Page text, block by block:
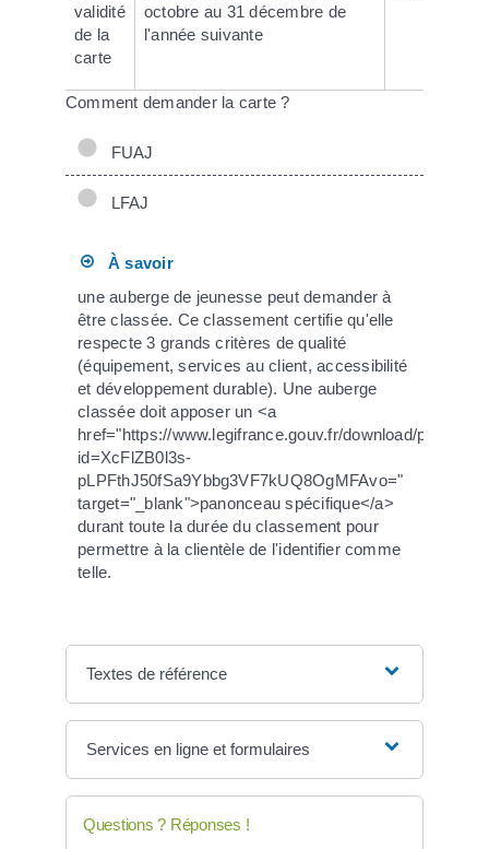
validité
de la
carte
octobre au 31 décembre de
l'année suivante
Comment demander la carte ?
FUAJ
LFAJ
À savoir
une auberge de jeunesse peut demander à
être classée. Ce classement certifie qu'elle
respecte 3 grands critères de qualité
(équipement, services au client, accessibilité
et développement durable). Une auberge
classée doit apposer un <a
href="https://www.legifrance.gouv.fr/download/pdf?
id=XcFlZB0l3s-
pLPFthJ50fSa9Ybbg3VF7kUQ8OgMFAvo="
target="_blank">panonceau spécifique</a>
durant toute la durée du classement pour
permettre à la clientèle de l'identifier comme
telle.
Textes de référence
Services en ligne et formulaires
Questions ? Réponses !